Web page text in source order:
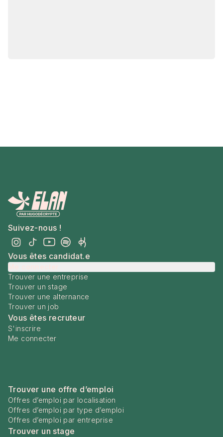
Suivez-nous !
Vous êtes candidat.e
Trouver une entreprise
Trouver un stage
Trouver une alternance
Trouver un job
Vous êtes recruteur
S'inscrire
Me connecter
Trouver une offre d’emploi
Offres d’emploi par localisation
Offres d’emploi par type d’emploi
Offres d’emploi par entreprise
Trouver un stage